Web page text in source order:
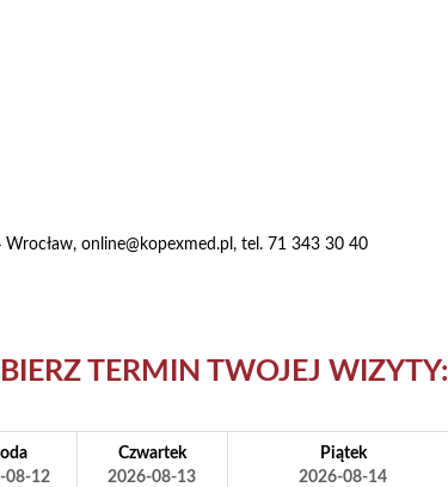
Wrocław, online@kopexmed.pl , tel. 71 343 30 40
TERMIN TWOJEJ WIZYTY:
08-12
Czwartek
2026-08-13
Piątek
2026-08-14